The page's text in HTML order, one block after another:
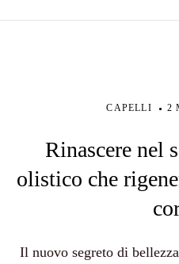
CAPELLI 2
Rinascere nel
olistico che
Il nuovo segreto di